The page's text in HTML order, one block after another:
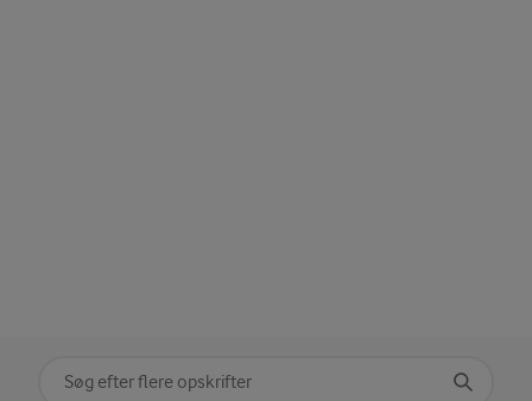
Søg på kategori